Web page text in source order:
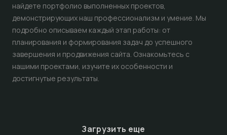
найдете портфолио выполненных проектов,
демонстрирующих наш профессионализм и умение. Мы
подробно описываем каждый этап работы: от
планирования и формирования задач до успешного
завершения и продвижения сайта. Ознакомьтесь с
нашими проектами, изучите их особенности и
достигнутые результаты.
Загрузить еще